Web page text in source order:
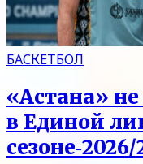
БАСКЕТБОЛ
«Астана»
в Единой
сезоне‑2026/